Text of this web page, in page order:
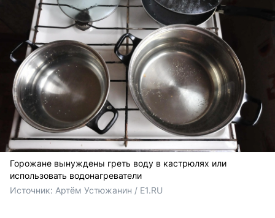
Горожане вынуждены греть воду в кастрюлях или
использовать водонагреватели
Источник: Артём Устюжанин / E1.RU